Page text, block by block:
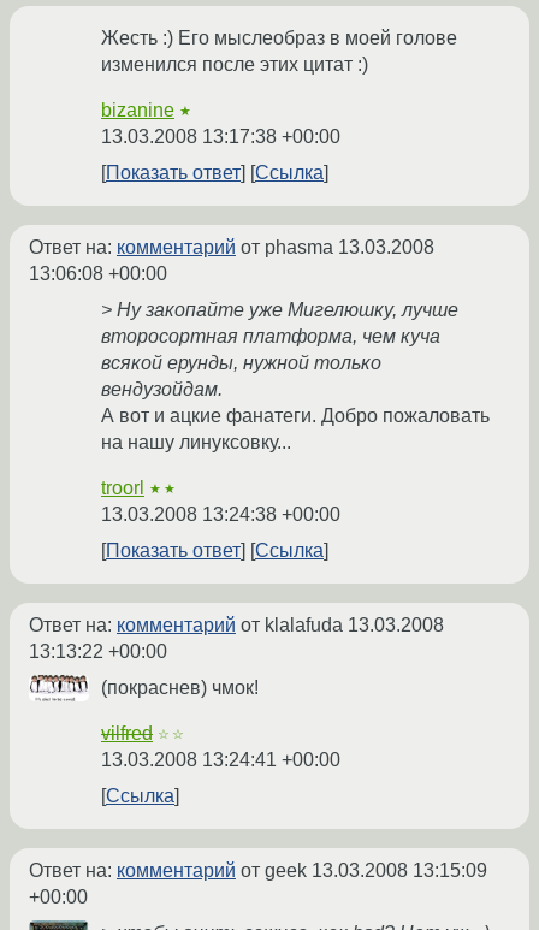
Жесть :) Его мыслеобраз в моей голове
изменился после этих цитат :)
bizanine ★
13.03.2008 13:17:38 +00:00
Показать ответ
Ссылка
Ответ на: комментарий от phasma 13.03.2008
13:06:08 +00:00
> Ну закопайте уже Мигелюшку, лучше
второсортная платформа, чем куча
всякой ерунды, нужной только
вендузойдам.
А вот и ацкие фанатеги. Добро пожаловать
на нашу линуксовку...
troorl ★★
13.03.2008 13:24:38 +00:00
Показать ответ
Ссылка
Ответ на: комментарий от klalafuda 13.03.2008
13:13:22 +00:00
(покраснев) чмок!
vilfred ☆☆
13.03.2008 13:24:41 +00:00
Ссылка
Ответ на: комментарий от geek 13.03.2008 13:15:09
+00:00